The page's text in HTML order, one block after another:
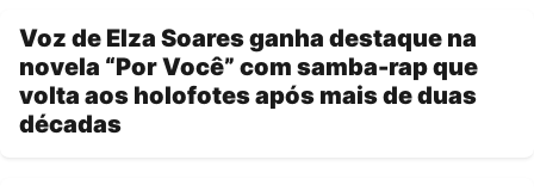
Voz de Elza Soares ganha destaque na
novela “Por Você” com samba-rap que
volta aos holofotes após mais de duas
décadas